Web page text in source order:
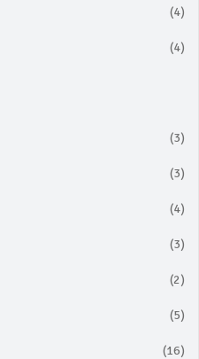
(4)
(4)
(3)
(3)
(4)
(3)
(2)
(5)
(16)